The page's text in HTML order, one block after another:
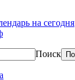
на сегодня
Поиск